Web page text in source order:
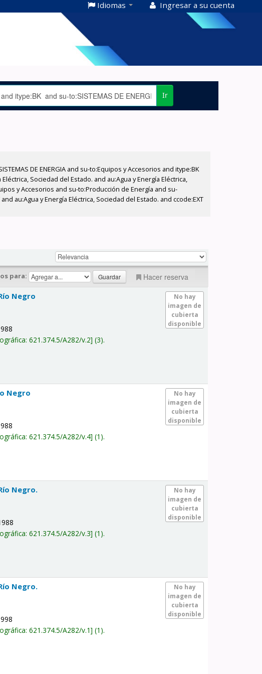
Idiomas Ingresar a su cuenta
Ir
DE ENERGIA and su-to:Equipos y Accesorios and itype:BK
Sociedad del Estado. and au:Agua y Energía Eléctrica,
y Accesorios and su-to:Producción de Energía and su-
au:Agua y Energía Eléctrica, Sociedad del Estado. and ccode:EXT
para: Hacer reserva
No hay
imagen de
cubierta
disponible
Negro
621.374.5/A282/v.2 (3).
No hay
imagen de
cubierta
disponible
Negro
621.374.5/A282/v.4 (1).
No hay
imagen de
cubierta
disponible
Negro.
621.374.5/A282/v.3 (1).
No hay
imagen de
cubierta
disponible
Negro.
621.374.5/A282/v.1 (1).